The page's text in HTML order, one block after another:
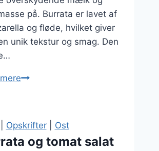
på. Burrata er lavet af
og fløde, hvilket giver
unik tekstur og smag. Den
Burrata
med
Opskrifter| Ost
og tomat salat